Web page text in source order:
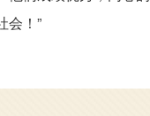
会！”